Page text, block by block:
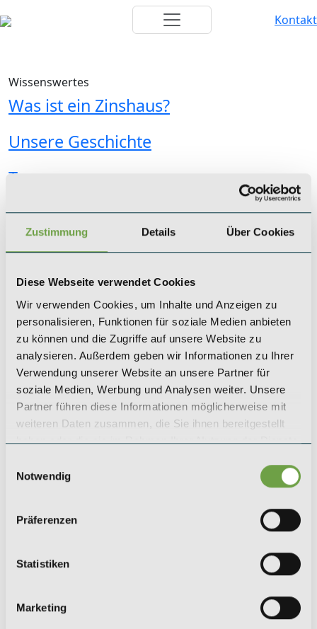
Zustimmung Details Über Cookies
Diese Webseite verwendet Cookies
Wir verwenden Cookies, um Inhalte und Anzeigen zu
personalisieren, Funktionen für soziale Medien anbieten
zu können und die Zugriffe auf unsere Website zu
analysieren. Außerdem geben wir Informationen zu Ihrer
Verwendung unserer Website an unsere Partner für
soziale Medien, Werbung und Analysen weiter. Unsere
Partner führen diese Informationen möglicherweise mit
weiteren Daten zusammen, die Sie ihnen bereitgestellt
haben oder die sie im Rahmen Ihrer Nutzung der Dienste
Notwendig
Präferenzen
Statistiken
Marketing
Kontakt
Wissenswertes
Was ist ein Zinshaus?
Unsere Geschichte
Team
SAEGER & CIE.
Zinshaus Investments GmbH
Mevissenstraße 1
+49 (0) 221 / 984 310 - 0
koeln@saeger-cie.com
LEIPZIG
SAEGER & CIE.
Zinshaus Investments GmbH
Karl-Rothe-Straße 13
04105 Leipzig
+49 (0) 341 / 561 530 - 0
Zinshaus Investments GmbH
10719 Berlin